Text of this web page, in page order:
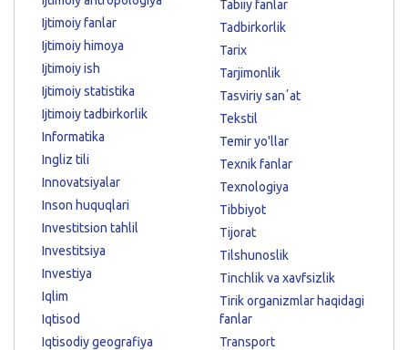
Ijtimoiy fanlar
Ijtimoiy himoya
Ijtimoiy ish
Ijtimoiy statistika
Ijtimoiy tadbirkorlik
Informatika
Ingliz tili
Innovatsiyalar
Inson huquqlari
Investitsion tahlil
Investitsiya
Investiya
Iqlim
Iqtisod
Iqtisodiy geografiya
Tabiiy fanlar
Tadbirkorlik
Tarix
Tarjimonlik
Tasviriy sanʼat
Tekstil
Temir yo'llar
Texnik fanlar
Texnologiya
Tibbiyot
Tijorat
Tilshunoslik
Tinchlik va xavfsizlik
Tirik organizmlar haqidagi
fanlar
Transport